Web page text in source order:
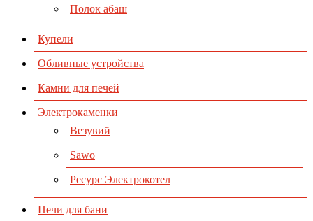
Полок абаш
Купели
Обливные устройства
Камни для печей
Электрокаменки
Везувий
Sawo
Ресурс Электрокотел
Печи для бани